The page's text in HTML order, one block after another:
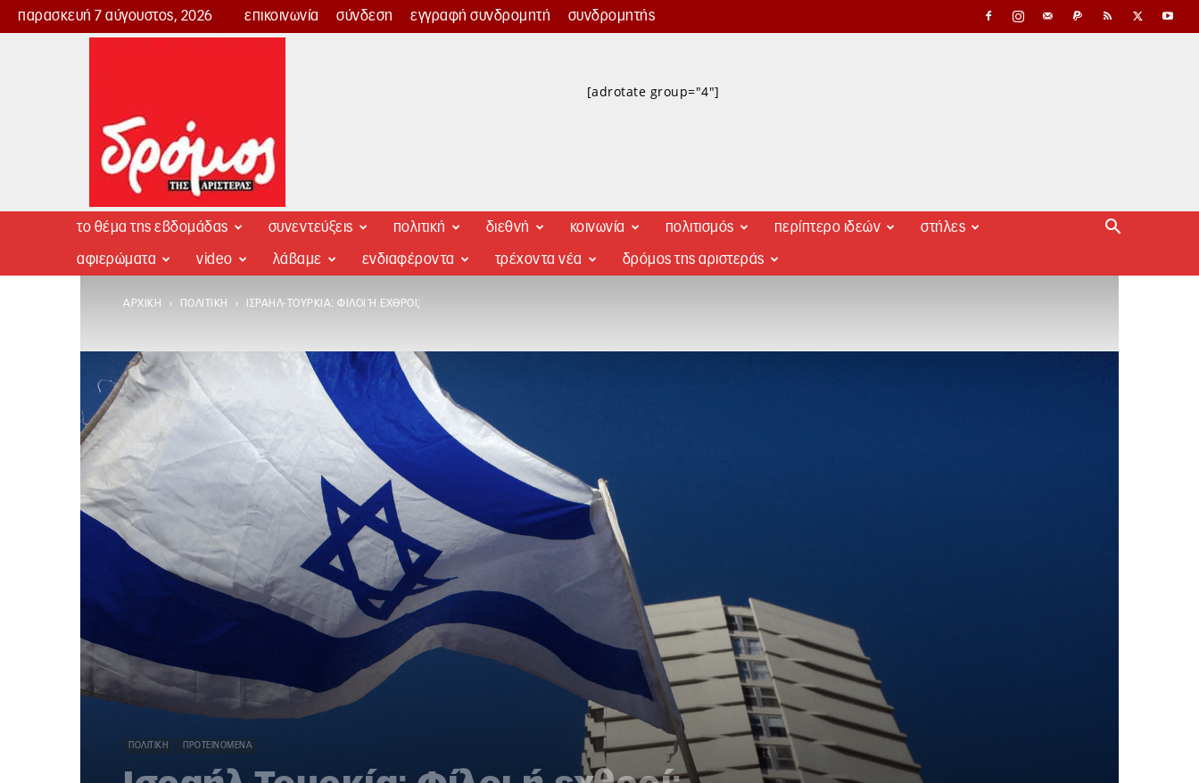
παρασκευή 7 αύγουστος, 2026 επικοινωνία σύνδεση εγγραφή συνδρομητή συνδρομητής
Δρόμος
[adrotate group="4"]
το θέμα της εβδομάδας συνεντεύξεις πολιτική διεθνή κοινωνία πολιτισμός περίπτερο ιδεών στήλες
αφιερώματα video λάβαμε ενδιαφέροντα τρέχοντα νέα δρόμος της αριστεράς
ΑΡΧΙΚΉ ΠΟΛΙΤΙΚΉ ΙΣΡΑΉΛ-ΤΟΥΡΚΊΑ: ΦΊΛΟΙ Ή ΕΧΘΡΟΊ;
ΠΟΛΙΤΙΚΉ ΠΡΟΤΕΙΝΌΜΕΝΑ